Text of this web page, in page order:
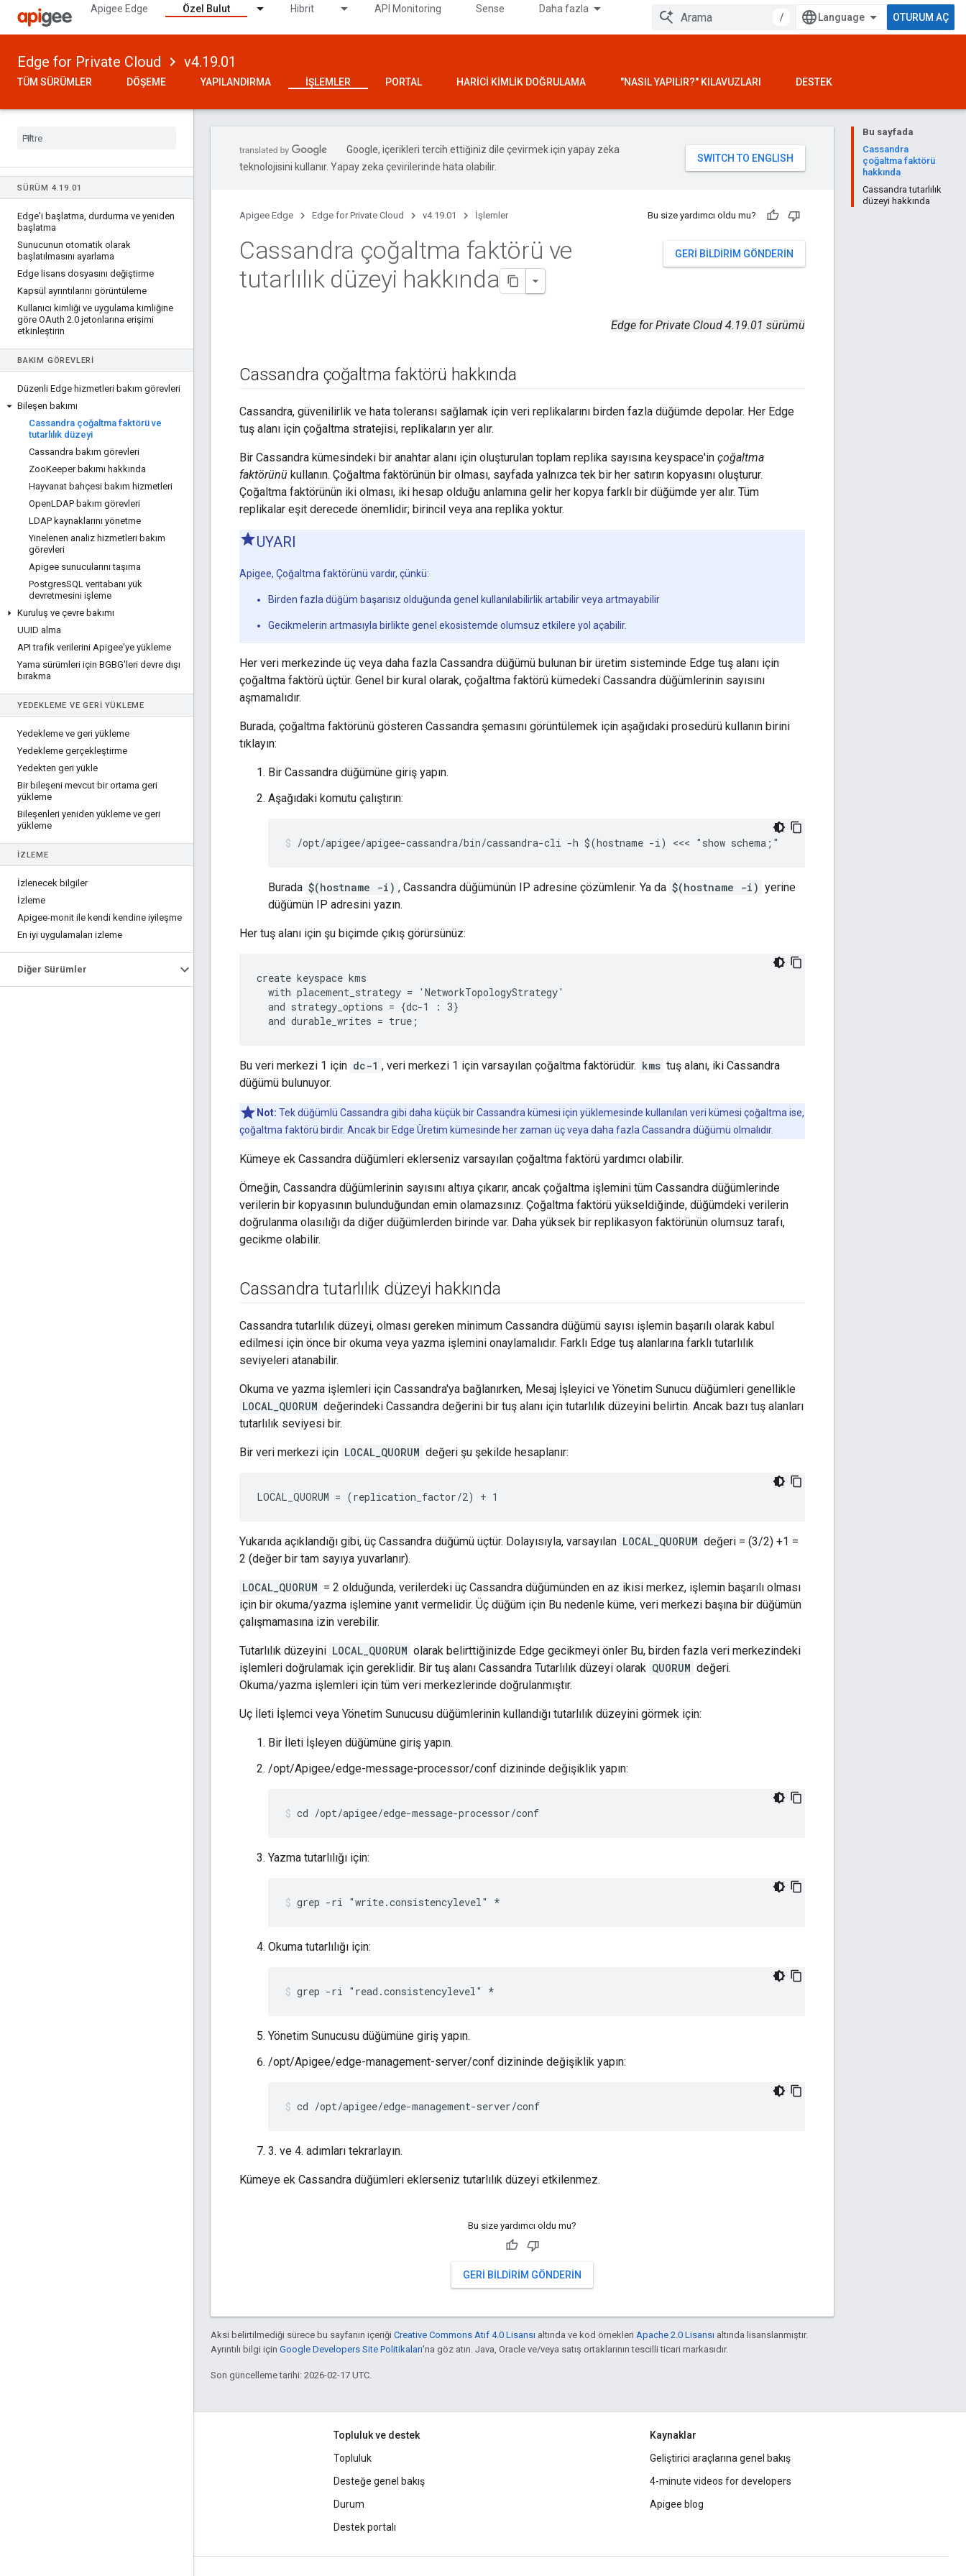
Apigee Edge Özel Bulut Hibrit API Monitoring Sense Daha fazla
/ OTURUM AÇ
Edge for Private Cloud v4.19.01
TÜM SÜRÜMLER DÖŞEME YAPILANDIRMA İŞLEMLER PORTAL HARICI KIMLIK DOĞRULAMA "NASIL YAPILIR?" KILAVUZLARI DESTEK
SÜRÜM 4.19.01
Edge'i başlatma, durdurma ve yeniden
başlatma
Sunucunun otomatik olarak
başlatılmasını ayarlama
Edge lisans dosyasını değiştirme
Kapsül ayrıntılarını görüntüleme
Kullanıcı kimliği ve uygulama kimliğine
göre OAuth 2.0 jetonlarına erişimi
etkinleştirin
BAKIM GÖREVLERI
Düzenli Edge hizmetleri bakım görevleri
Bileşen bakımı
Cassandra çoğaltma faktörü ve
tutarlılık düzeyi
Cassandra bakım görevleri
ZooKeeper bakımı hakkında
Hayvanat bahçesi bakım hizmetleri
OpenLDAP bakım görevleri
LDAP kaynaklarını yönetme
Yinelenen analiz hizmetleri bakım
görevleri
Apigee sunucularını taşıma
PostgresSQL veritabanı yük
devretmesini işleme
Kuruluş ve çevre bakımı
UUID alma
API trafik verilerini Apigee'ye yükleme
Yama sürümleri için BGBG'leri devre dışı
bırakma
YEDEKLEME VE GERI YÜKLEME
Yedekleme ve geri yükleme
Yedekleme gerçekleştirme
Yedekten geri yükle
Bir bileşeni mevcut bir ortama geri
yükleme
Bileşenleri yeniden yükleme ve geri
yükleme
İZLEME
İzlenecek bilgiler
İzleme
Apigee-monit ile kendi kendine iyileşme
En iyi uygulamaları izleme
Diğer Sürümler
Bu sayfada
Cassandra
çoğaltma faktörü
hakkında
Cassandra tutarlılık
düzeyi hakkında
Google, içerikleri tercih ettiğiniz dile çevirmek için yapay zeka
teknolojisini kullanır. Yapay zeka çevirilerinde hata olabilir.
Apigee Edge Edge for Private Cloud v4.19.01 İşlemler Bu size yardımcı oldu mu?
GERI BILDIRIM GÖNDERIN
Cassandra çoğaltma faktörü ve
tutarlılık düzeyi hakkında
Edge for Private Cloud 4.19.01 sürümü
Cassandra çoğaltma faktörü hakkında
Cassandra, güvenilirlik ve hata toleransı sağlamak için veri replikalarını birden fazla düğümde depolar. Her Edge
tuş alanı için çoğaltma stratejisi, replikaların yer alır.
Bir Cassandra kümesindeki bir anahtar alanı için oluşturulan toplam replika sayısına keyspace'in çoğaltma
faktörünü kullanın. Çoğaltma faktörünün bir olması, sayfada yalnızca tek bir her satırın kopyasını oluşturur.
Çoğaltma faktörünün iki olması, iki hesap olduğu anlamına gelir her kopya farklı bir düğümde yer alır. Tüm
replikalar eşit derecede önemlidir; birincil veya ana replika yoktur.
UYARI
Apigee, Çoğaltma faktörünü vardır, çünkü:
Birden fazla düğüm başarısız olduğunda genel kullanılabilirlik artabilir veya artmayabilir
Gecikmelerin artmasıyla birlikte genel ekosistemde olumsuz etkilere yol açabilir.
Her veri merkezinde üç veya daha fazla Cassandra düğümü bulunan bir üretim sisteminde Edge tuş alanı için
çoğaltma faktörü üçtür. Genel bir kural olarak, çoğaltma faktörü kümedeki Cassandra düğümlerinin sayısını
aşmamalıdır.
Burada, çoğaltma faktörünü gösteren Cassandra şemasını görüntülemek için aşağıdaki prosedürü kullanın birini
tıklayın:
Bir Cassandra düğümüne giriş yapın.
Aşağıdaki komutu çalıştırın:
/opt/apigee/apigee-cassandra/bin/cassandra-cli -h $(hostname -i) <<< "show schema;"
Burada $(hostname -i) , Cassandra düğümünün IP adresine çözümlenir. Ya da $(hostname -i) yerine
düğümün IP adresini yazın.
Her tuş alanı için şu biçimde çıkış görürsünüz:
create keyspace kms
  with placement_strategy = 'NetworkTopologyStrategy'
  and strategy_options = {dc-1 : 3}
  and durable_writes = true;
Bu veri merkezi 1 için dc-1 , veri merkezi 1 için varsayılan çoğaltma faktörüdür. kms tuş alanı, iki Cassandra
düğümü bulunuyor.
Not: Tek düğümlü Cassandra gibi daha küçük bir Cassandra kümesi için yüklemesinde kullanılan veri kümesi çoğaltma ise,
çoğaltma faktörü birdir. Ancak bir Edge Üretim kümesinde her zaman üç veya daha fazla Cassandra düğümü olmalıdır.
Kümeye ek Cassandra düğümleri eklerseniz varsayılan çoğaltma faktörü yardımcı olabilir.
Örneğin, Cassandra düğümlerinin sayısını altıya çıkarır, ancak çoğaltma işlemini tüm Cassandra düğümlerinde
verilerin bir kopyasının bulunduğundan emin olamazsınız. Çoğaltma faktörü yükseldiğinde, düğümdeki verilerin
doğrulanma olasılığı da diğer düğümlerden birinde var. Daha yüksek bir replikasyon faktörünün olumsuz tarafı,
gecikme olabilir.
Cassandra tutarlılık düzeyi hakkında
Cassandra tutarlılık düzeyi, olması gereken minimum Cassandra düğümü sayısı işlemin başarılı olarak kabul
edilmesi için önce bir okuma veya yazma işlemini onaylamalıdır. Farklı Edge tuş alanlarına farklı tutarlılık
seviyeleri atanabilir.
Okuma ve yazma işlemleri için Cassandra'ya bağlanırken, Mesaj İşleyici ve Yönetim Sunucu düğümleri genellikle
LOCAL_QUORUM değerindeki Cassandra değerini bir tuş alanı için tutarlılık düzeyini belirtin. Ancak bazı tuş alanları
tutarlılık seviyesi bir.
Bir veri merkezi için LOCAL_QUORUM değeri şu şekilde hesaplanır:
LOCAL_QUORUM = (replication_factor/2) + 1
Yukarıda açıklandığı gibi, üç Cassandra düğümü üçtür. Dolayısıyla, varsayılan LOCAL_QUORUM değeri = (3/2) +1 =
2 (değer bir tam sayıya yuvarlanır).
LOCAL_QUORUM = 2 olduğunda, verilerdeki üç Cassandra düğümünden en az ikisi merkez, işlemin başarılı olması
için bir okuma/yazma işlemine yanıt vermelidir. Üç düğüm için Bu nedenle küme, veri merkezi başına bir düğümün
çalışmamasına izin verebilir.
Tutarlılık düzeyini LOCAL_QUORUM olarak belirttiğinizde Edge gecikmeyi önler Bu, birden fazla veri merkezindeki
işlemleri doğrulamak için gereklidir. Bir tuş alanı Cassandra Tutarlılık düzeyi olarak QUORUM değeri.
Okuma/yazma işlemleri için tüm veri merkezlerinde doğrulanmıştır.
Uç İleti İşlemci veya Yönetim Sunucusu düğümlerinin kullandığı tutarlılık düzeyini görmek için:
Bir İleti İşleyen düğümüne giriş yapın.
/opt/Apigee/edge-message-processor/conf dizininde değişiklik yapın:
cd /opt/apigee/edge-message-processor/conf
Yazma tutarlılığı için:
grep -ri "write.consistencylevel" *
Okuma tutarlılığı için:
grep -ri "read.consistencylevel" *
Yönetim Sunucusu düğümüne giriş yapın.
/opt/Apigee/edge-management-server/conf dizininde değişiklik yapın:
cd /opt/apigee/edge-management-server/conf
3. ve 4. adımları tekrarlayın.
Kümeye ek Cassandra düğümleri eklerseniz tutarlılık düzeyi etkilenmez.
Bu size yardımcı oldu mu?
GERI BILDIRIM GÖNDERIN
Aksi belirtilmediği sürece bu sayfanın içeriği Creative Commons Atıf 4.0 Lisansı altında ve kod örnekleri Apache 2.0 Lisansı altında lisanslanmıştır.
Ayrıntılı bilgi için Google Developers Site Politikaları'na göz atın. Java, Oracle ve/veya satış ortaklarının tescilli ticari markasıdır.
Son güncelleme tarihi: 2026-02-17 UTC.
Topluluk ve destek
Topluluk
Desteğe genel bakış
Durum
Destek portalı
Kaynaklar
Geliştirici araçlarına genel bakış
4-minute videos for developers
Apigee blog